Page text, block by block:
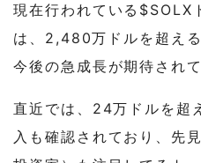
現在行われている$SOLX
は、2,480万ドルを超え
今後の急成長が期待されて
直近では、24万ドルを超
入も確認されており、先